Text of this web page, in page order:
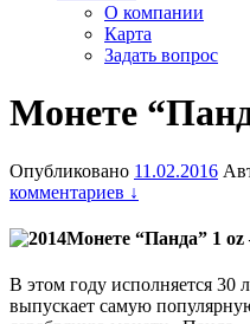
О компании
Карта
Задать вопрос
Монете
Опубликовано 11.02.2016
комментариев ↓
Монете “Панда” 1 oz
В этом году исполняется 30
выпускает самую